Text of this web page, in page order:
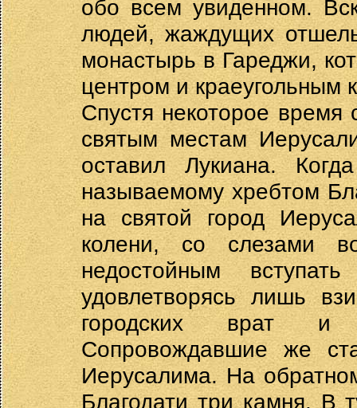
обо всем увиденном.
людей, жаждущих
монастырь в Гареджи,
центром и краеугольным
Спустя некоторое время
святым местам
оставил Лукиана.
называемому хребтом
на святой город
колени, со слезами
недостойным
удовлетворясь лишь
городских врат и
Сопровождавшие же
Иерусалима. На
Благодати три камня. В